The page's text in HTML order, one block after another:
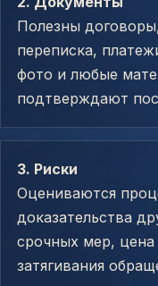
Полезны
переписка,
фото и любые
подтверждают
3. Риски
Оцениваются
доказательства
срочных мер,
затягивания